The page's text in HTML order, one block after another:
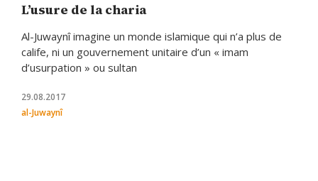
L’usure de la charia
Al-Juwaynî imagine un monde islamique qui n’a plus de
calife, ni un gouvernement unitaire d’un « imam
d’usurpation » ou sultan
29.08.2017
al-Juwaynî